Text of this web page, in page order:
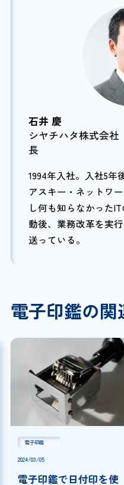
石井 慶
シヤチハタ株式会
長
1994年入社。入社5年
アスキー・ネットワ
し何も知らなかった
動後、業務改革を実
送っている。
電子印鑑の関
電子印鑑
2024/03/05
電子印鑑で日付印を使